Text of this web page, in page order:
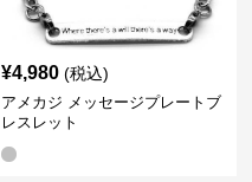
¥4,980 (税込)
アメカジ メッセージプレートブ
レスレット